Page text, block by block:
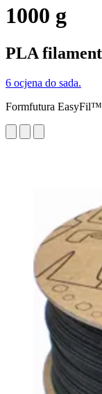
1000 g
PLA
6 ocjena do sada.
Formfutura